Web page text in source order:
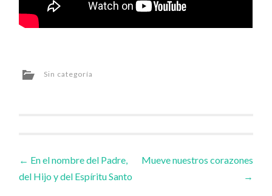
Sin categoría
Navegador
← En el nombre del Padre,
del Hijo y del Espíritu Santo
Mueve nuestros corazones
→